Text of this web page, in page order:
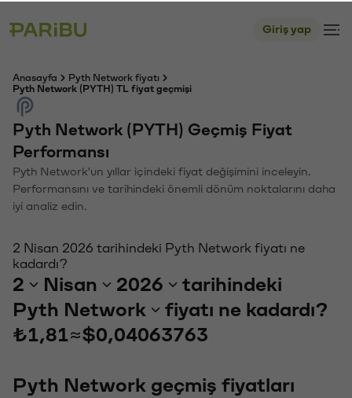
Giriş yap
Anasayfa
Pyth Network fiyatı
Pyth Network (PYTH) TL fiyat geçmişi
Pyth Network (PYTH) Geçmiş Fiyat
Performansı
Pyth Network'un yıllar içindeki fiyat değişimini inceleyin.
Performansını ve tarihindeki önemli dönüm noktalarını daha
iyi analiz edin.
2 Nisan 2026 tarihindeki Pyth Network fiyatı ne
kadardı?
2 Nisan 2026
tarihindeki
Pyth Network
fiyatı ne kadardı?
₺1,81 ≈$0,04063763
Pyth Network geçmiş fiyatları